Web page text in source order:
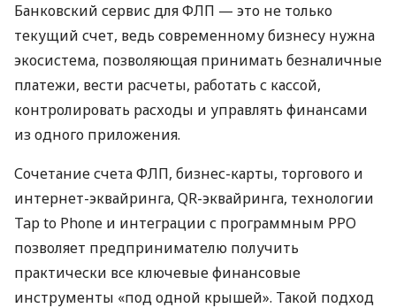
Банковский сервис для ФЛП — это не только
текущий счет, ведь современному бизнесу нужна
экосистема, позволяющая принимать безналичные
платежи, вести расчеты, работать с кассой,
контролировать расходы и управлять финансами
из одного приложения.
Сочетание счета ФЛП, бизнес-карты, торгового и
интернет-эквайринга, QR-эквайринга, технологии
Tap to Phone и интеграции с программным РРО
позволяет предпринимателю получить
практически все ключевые финансовые
инструменты «под одной крышей». Такой подход